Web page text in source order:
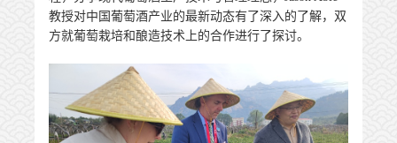
教授对中国葡萄酒产业的最新动态有了深入的了解，双
方就葡萄栽培和酿造技术上的合作进行了探讨。